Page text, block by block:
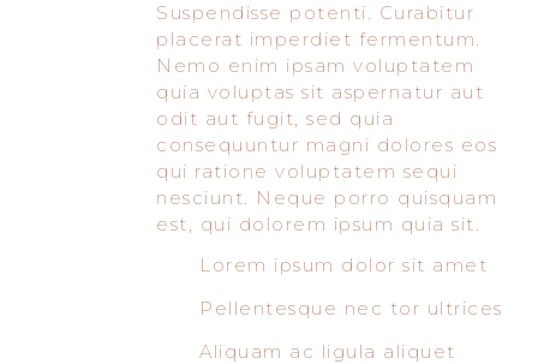
Suspendisse potenti. Curabitur
placerat imperdiet fermentum.
Nemo enim ipsam voluptatem
quia voluptas sit aspernatur aut
odit aut fugit, sed quia
consequuntur magni dolores eos
qui ratione voluptatem sequi
nesciunt. Neque porro quisquam
est, qui dolorem ipsum quia sit.
Lorem ipsum dolor sit amet
Pellentesque nec tor ultrices
Aliquam ac ligula aliquet